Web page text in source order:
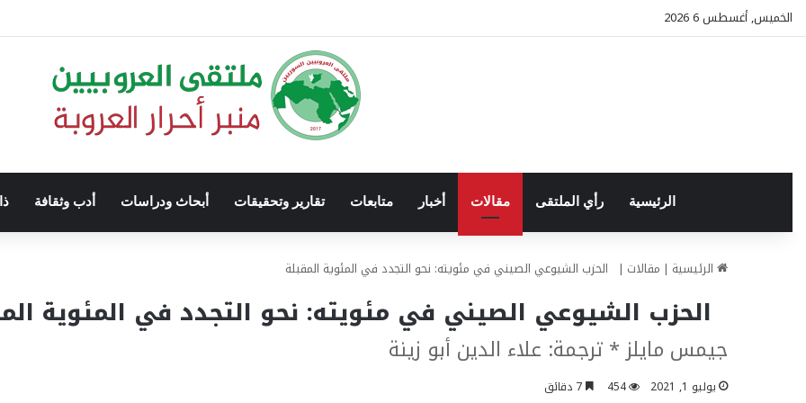
الخميس, أغسطس 6 2026
الرئيسية رأي الملتقى مقالات أخبار متابعات تقارير وتحقيقات أبحاث ودراسات أدب وثقافة
الرئيسية | مقالات | الحزب الشيوعي الصيني في مئويته: نحو التجدد في المئوية المقبلة
الحزب الشيوعي الصيني في مئويته: نحو التجدد في المئوية
جيمس مايلز * ترجمة: علاء الدين أبو زينة
يوليو 1, 2021 454